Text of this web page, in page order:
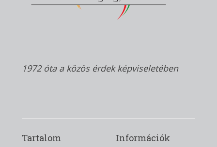
1972 óta a közös érdek képviseletében
Tartalom Információk